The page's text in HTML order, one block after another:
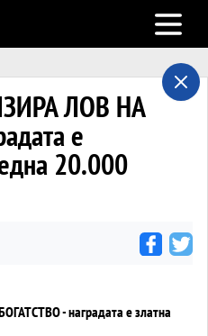
Open
ЛОВ НА
е
20.000